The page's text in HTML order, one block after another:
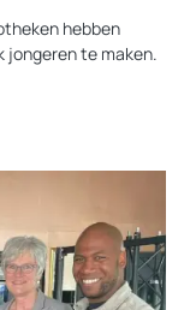
hebben
jongeren te maken.